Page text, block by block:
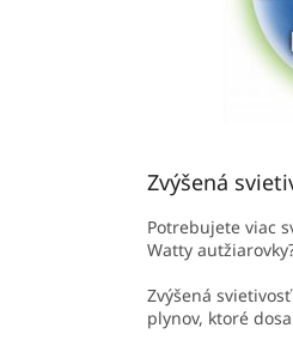
Zvýšená
Potrebujete viac
Watty
Zvýšená
plynov, ktoré